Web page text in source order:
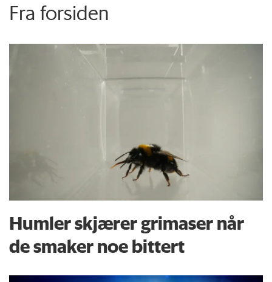
Fra forsiden
Humler skjærer grimaser når
de smaker noe bittert